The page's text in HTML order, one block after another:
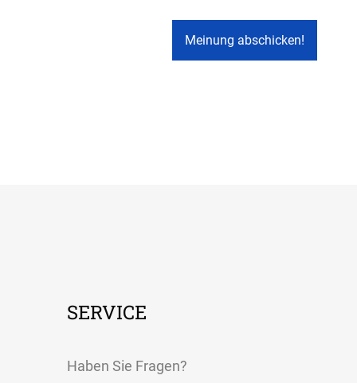
SERVICE
Haben Sie Fragen?